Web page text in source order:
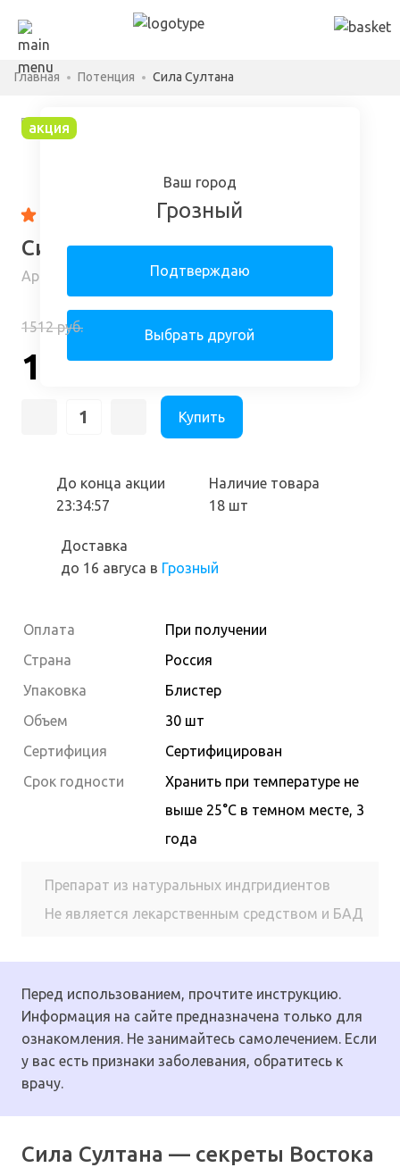
Ваш город
Грозный
Подтверждаю
Выбрать другой
Главная Потенция Сила Султана
акция
4.87 61 отзыв
Сила Султана в Грозном
Арт: 32477320-12-6116-l
1512 руб.
168 руб.
Купить
До конца акции
23:34:56
Наличие товара
18 шт
Доставка
до 16 авгуса в Грозный
Оплата
При получении
Страна
Россия
Упаковка
Блистер
Объем
30 шт
Сертифиция
Сертифицирован
Cрок годности
Хранить при температуре не
выше 25°С в темном месте, 3
года
Препарат из натуральных индгридиентов
Не является лекарственным средством и БАД
Перед использованием, прочтите инструкцию.
Информация на сайте предназначена только для
ознакомления. Не занимайтесь самолечением. Если
у вас есть признаки заболевания, обратитесь к
врачу.
Сила Султана — секреты Востока